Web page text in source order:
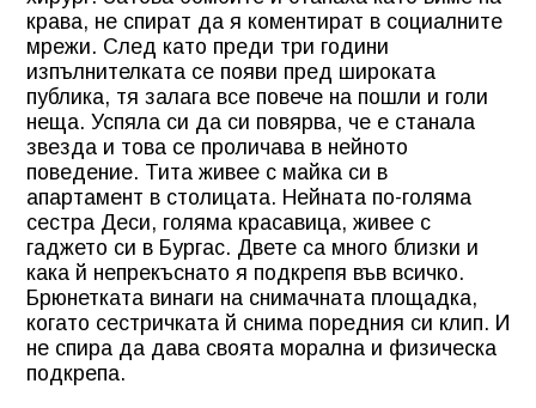
крава, не спират да я коментират в социалните
мрежи. След като преди три години
изпълнителката се появи пред широката
публика, тя залага все повече на пошли и голи
неща. Успяла си да си повярва, че е станала
звезда и това се проличава в нейното
поведение. Тита живее с майка си в
апартамент в столицата. Нейната по-голяма
сестра Деси, голяма красавица, живее с
гаджето си в Бургас. Двете са много близки и
кака й непрекъснато я подкрепя във всичко.
Брюнетката винаги на снимачната площадка,
когато сестричката й снима поредния си клип. И
не спира да дава своята морална и физическа
подкрепа.